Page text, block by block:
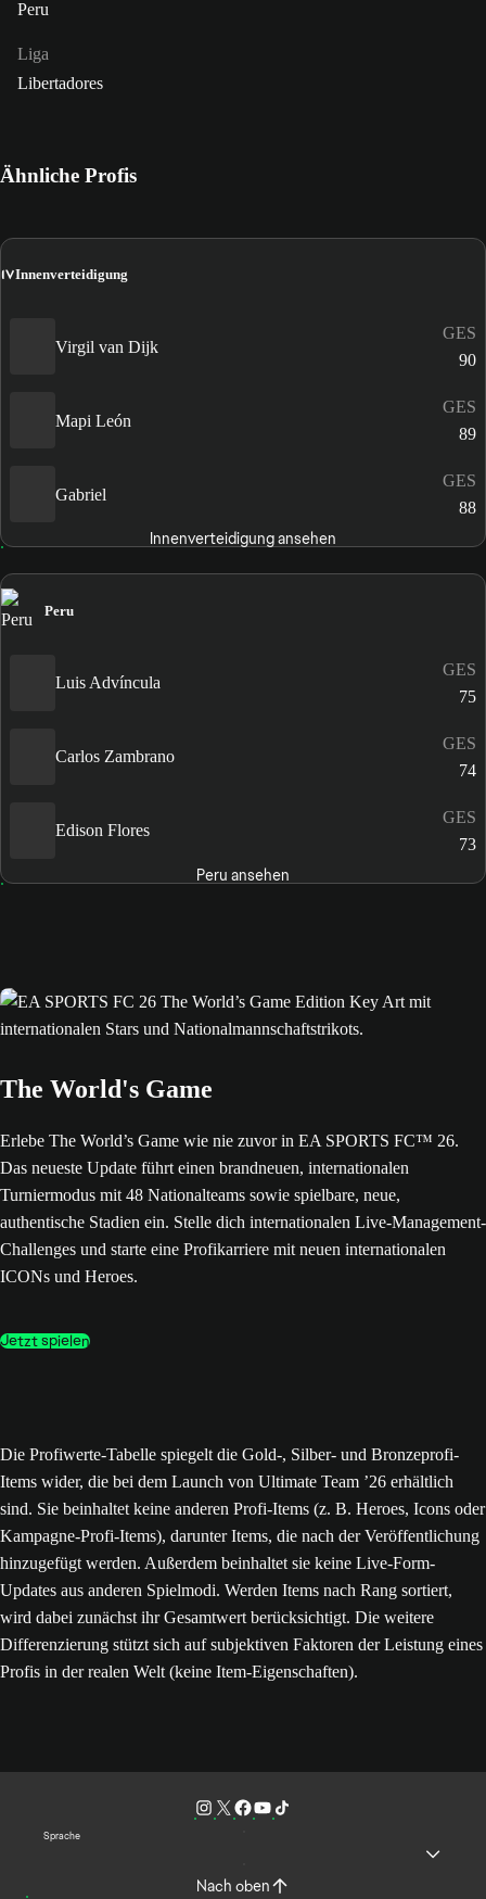
Peru
Liga
Libertadores
Ähnliche Profis
IVInnenverteidigung
Virgil van Dijk
GES
90
Mapi León
GES
89
Gabriel
GES
88
Innenverteidigung ansehen
Peru
Luis Advíncula
GES
75
Carlos Zambrano
GES
74
Edison Flores
GES
73
Peru ansehen
The World's Game
Erlebe The World’s Game wie nie zuvor in EA SPORTS FC™ 26.
Das neueste Update führt einen brandneuen, internationalen
Turniermodus mit 48 Nationalteams sowie spielbare, neue,
authentische Stadien ein. Stelle dich internationalen Live-Management-
Challenges und starte eine Profikarriere mit neuen internationalen
ICONs und Heroes.
Jetzt spielen
Die Profiwerte-Tabelle spiegelt die Gold-, Silber- und Bronzeprofi-
Items wider, die bei dem Launch von Ultimate Team ’26 erhältlich
sind. Sie beinhaltet keine anderen Profi-Items (z. B. Heroes, Icons oder
Kampagne-Profi-Items), darunter Items, die nach der Veröffentlichung
hinzugefügt werden. Außerdem beinhaltet sie keine Live-Form-
Updates aus anderen Spielmodi. Werden Items nach Rang sortiert,
wird dabei zunächst ihr Gesamtwert berücksichtigt. Die weitere
Differenzierung stützt sich auf subjektiven Faktoren der Leistung eines
Profis in der realen Welt (keine Item-Eigenschaften).
Sprache
Nach oben